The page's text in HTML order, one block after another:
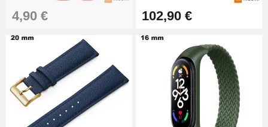
4,90 € 102,90 €